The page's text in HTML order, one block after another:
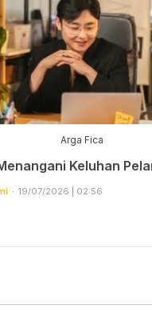
Arga Fica
Keluhan
19/07/2026 | 02:56